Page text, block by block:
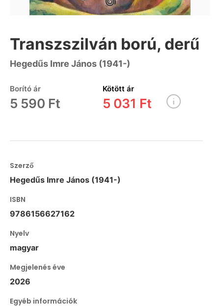
Transzszilván ború, derű
Hegedűs Imre János (1941-)
Borító ár
5 590 Ft
Kötött ár
5 031 Ft
Szerző
Hegedűs Imre János (1941-)
ISBN
9786156627162
Nyelv
magyar
Megjelenés éve
2026
Egyéb információk